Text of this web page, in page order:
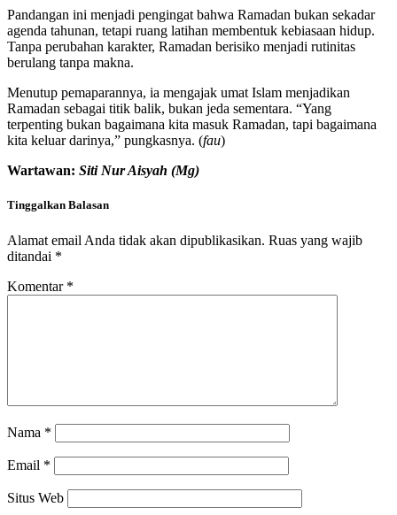
Pandangan ini menjadi pengingat bahwa Ramadan bukan sekadar
agenda tahunan, tetapi ruang latihan membentuk kebiasaan hidup.
Tanpa perubahan karakter, Ramadan berisiko menjadi rutinitas
berulang tanpa makna.
Menutup pemaparannya, ia mengajak umat Islam menjadikan
Ramadan sebagai titik balik, bukan jeda sementara. “Yang
terpenting bukan bagaimana kita masuk Ramadan, tapi bagaimana
kita keluar darinya,” pungkasnya. (fau)
Wartawan: Siti Nur Aisyah (Mg)
Tinggalkan Balasan
Alamat email Anda tidak akan dipublikasikan. Ruas yang wajib
ditandai *
Komentar *
Nama *
Email *
Situs Web